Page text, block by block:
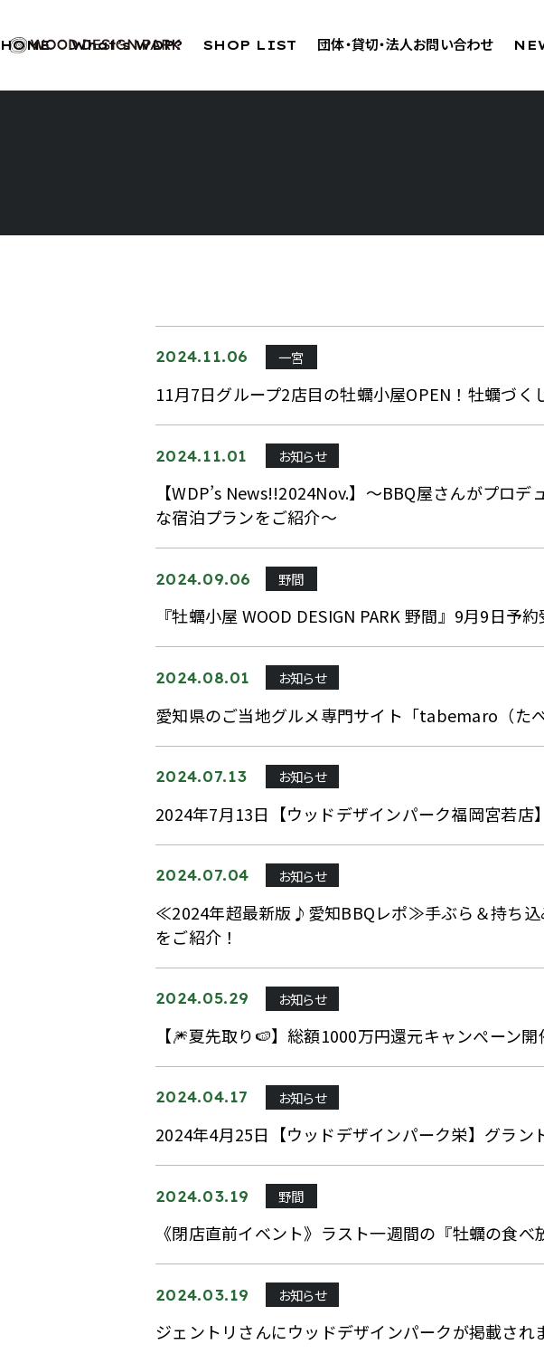
HOME What’s WDP? SHOP LIST 団体・貸切・法人お問い合わせ
2024.11.06 一宮
11月7日グループ2店目の牡蠣小屋OPEN！牡蠣づく
2024.11.01 お知らせ
【WDP’s News!!2024Nov.】〜BBQ屋さんがプロ
な宿泊プランをご紹介〜
2024.09.06 野間
『牡蠣小屋 WOOD DESIGN PARK 野間』9月9日予
2024.08.01 お知らせ
愛知県のご当地グルメ専門サイト「tabemaro（た
2024.07.13 お知らせ
2024年7月13日【ウッドデザインパーク福岡宮若店
2024.07.04 お知らせ
≪2024年超最新版♪愛知BBQレポ≫手ぶら＆持ち込
をご紹介！
2024.05.29 お知らせ
【🎆夏先取り🍉】総額1000万円還元キャンぺーン開
2024.04.17 お知らせ
2024年4月25日【ウッドデザインパーク栄】グラン
2024.03.19 野間
《閉店直前イベント》ラスト一週間の『牡蠣の食
2024.03.19 お知らせ
ジェントリさんにウッドデザインパークが掲載され